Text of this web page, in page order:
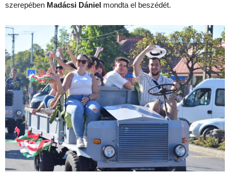
szerepében Madácsi Dániel mondta el beszédét.